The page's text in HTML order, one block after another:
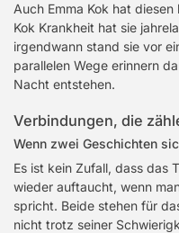
Auch Emma Kok hat
Kok Krankheit hat sie
irgendwann stand sie vor
parallelen Wege erinnern
Nacht entstehen.
Verbindungen, die
Wenn zwei Geschichten
Es ist kein Zufall, dass das
wieder auftaucht, wenn
spricht. Beide stehen für
nicht trotz seiner